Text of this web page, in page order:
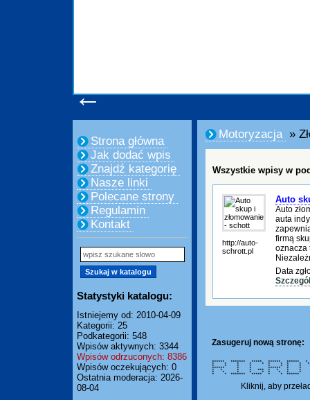
←
Strona główna
Jak dodać wpis
Znajdź kategorię
Nasze linki
Polecane strony
Regulamin
Kontakt
Statystyki katalogu:
Istniejemy od: 2010-04-09
Kategorii: 25
Podkategorii: 548
Wpisów aktywnych: 3344
Wpisów odrzuconych: 8386
Wpisów oczekujących: 0
Ostatnia moderacja: 2026-
08-04
Motoryzacja »
Wszystkie wpisy w
http://auto-
schrott.pl
Auto
Auto
auta
firmą
oznacza
Data
Zasugeruj nową stronę:
****** ******* ***** ******
* * * * * * * * *
* * * * * * * *
****** * * ****** *
* * * * *** * * *
* * * * * * * *
* * ******* ***** * * ******
Kliknij, aby